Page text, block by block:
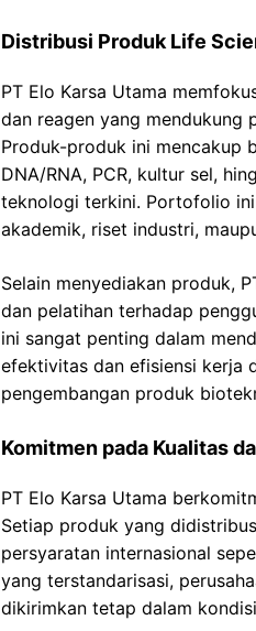
Distribusi Produk Life
PT Elo Karsa Utama
dan reagen yang mendukung
Produk-produk ini mencakup
DNA/RNA, PCR, kultur sel,
teknologi terkini. Portofolio
akademik, riset industri,
Selain menyediakan produk,
dan pelatihan terhadap
ini sangat penting dalam
efektivitas dan efisiensi kerja
pengembangan produk
Komitmen pada Kualitas
PT Elo Karsa Utama
Setiap produk yang
persyaratan internasional
yang terstandarisasi,
dikirimkan tetap dalam